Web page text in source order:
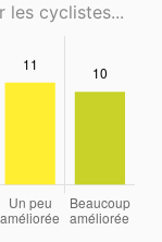
les cyclistes...